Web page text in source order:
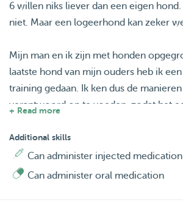
6 willen niks liever dan een eigen
niet. Maar een logeerhond kan zeker
Mijn man en ik zijn met honden
laatste hond van mijn ouders heb ik
training gedaan. Ik ken dus de
verantwoord op te voeden, zodat het
We hebben een kat die vooral
honden. De gasthond zal dus wel goed
zijn (lees: ze moeten kunnen negeren).
+ Read more
Additional skills
Can administer injected medication
Can administer oral medication